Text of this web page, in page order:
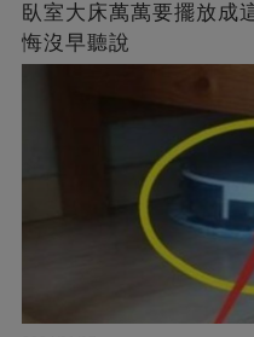
臥室大床萬萬要擺放成
悔沒早聽說